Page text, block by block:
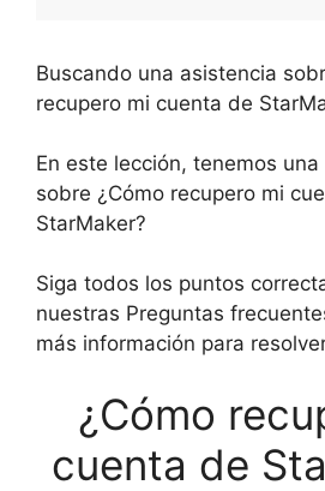
Buscando una asistencia
recupero mi cuenta de
En este lección, tenemos
sobre ¿Cómo recupero mi
StarMaker?
Siga todos los puntos
nuestras Preguntas
más información para
¿Cómo
cuenta de